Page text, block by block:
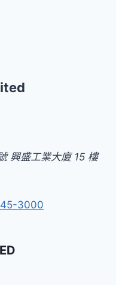
興盛工業大廈 15 樓
3000